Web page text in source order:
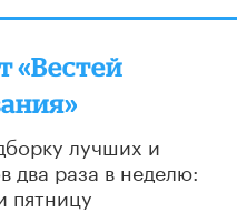
«Вестей
лучших и
два раза в неделю:
пятницу